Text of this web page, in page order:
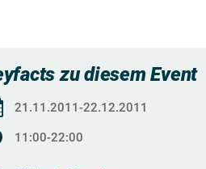
zu diesem Event
21.11.2011-22.12.2011
11:00-22:00